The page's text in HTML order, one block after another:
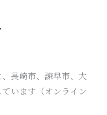
長崎市、諫早市、大
います（オンライン